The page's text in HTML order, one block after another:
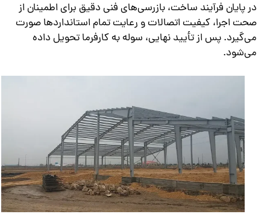
در پایان فرآیند ساخت، بازرسی‌های فنی دقیق برای اطمینان از
صحت اجرا، کیفیت اتصالات و رعایت تمام استانداردها صورت
می‌گیرد. پس از تأیید نهایی، سوله به کارفرما تحویل داده
می‌شود.